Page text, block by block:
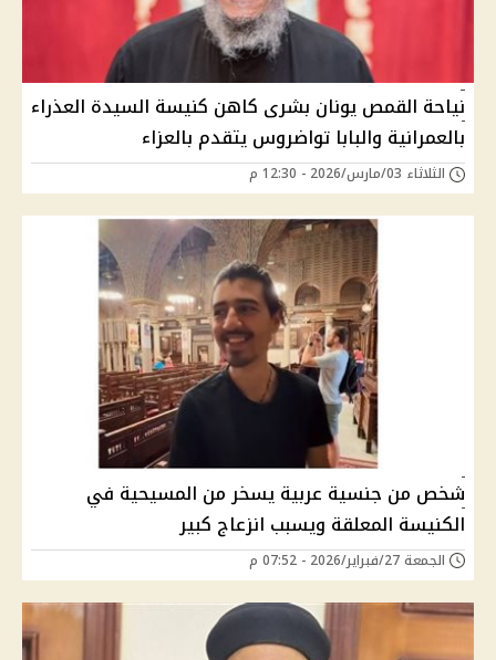
نياحة القمص يونان بشرى كاهن كنيسة السيدة العذراء
بالعمرانية والبابا تواضروس يتقدم بالعزاء
الثلاثاء 03/مارس/2026 - 12:30 م
شخص من جنسية عربية يسخر من المسيحية في
الكنيسة المعلقة ويسبب انزعاج كبير
الجمعة 27/فبراير/2026 - 07:52 م